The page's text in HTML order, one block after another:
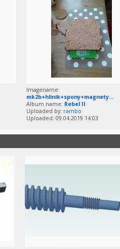
Imagename:
mk2b+hlinik+spony+magnety...
Album name: Rebel II
Uploaded by: rambo
Uploaded: 09.04.2019 14:03